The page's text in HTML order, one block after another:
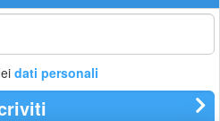
dati personali